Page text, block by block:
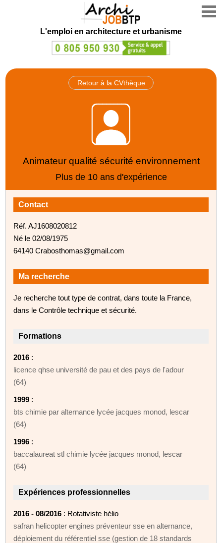
L'emploi en architecture et urbanisme
Retour à la CVthèque
Animateur qualité sécurité environnement
Plus de 10 ans d'expérience
Contact
Réf. AJ1608020812
Né le 02/08/1975
64140 Crabosthomas@gmail.com
Ma recherche
Je recherche tout type de contrat, dans toute la France,
dans le Contrôle technique et sécurité.
Formations
2016 :
licence qhse université de pau et des pays de l'adour
(64)
1999 :
bts chimie par alternance lycée jacques monod, lescar
(64)
1996 :
baccalaureat stl chimie lycée jacques monod, lescar
(64)
Expériences professionnelles
2016 - 08/2016 : Rotativiste hélio
safran helicopter engines préventeur sse en alternance,
déploiement du référentiel sse (gestion de 18 standards